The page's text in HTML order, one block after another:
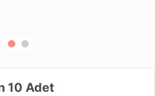
10 Adet